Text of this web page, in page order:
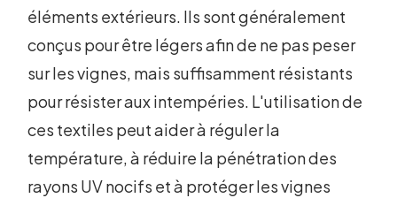
éléments extérieurs. Ils sont généralement
conçus pour être légers afin de ne pas peser
sur les vignes, mais suffisamment résistants
pour résister aux intempéries. L'utilisation de
ces textiles peut aider à réguler la
température, à réduire la pénétration des
rayons UV nocifs et à protéger les vignes